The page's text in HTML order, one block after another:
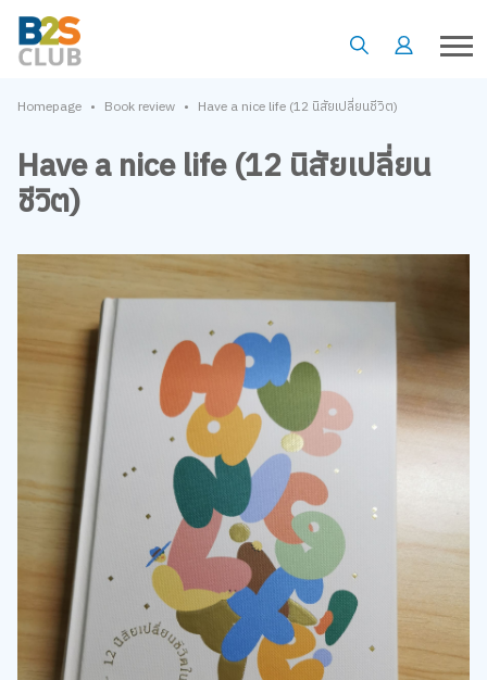
Homepage • Book review • Have a nice life (12 นิสัยเปลี่ยนชีวิต)
Have a nice life (12 นิสัยเปลี่ยน
ชีวิต)